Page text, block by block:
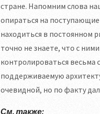
стране. Напомним слова
опираться на
находиться в постоянном
точно не знаете, что с
контролироваться весьма
поддерживаемую
очевидной, но по факту
См. также: